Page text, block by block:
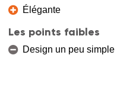
Élégante
Les points faibles
Design un peu simple